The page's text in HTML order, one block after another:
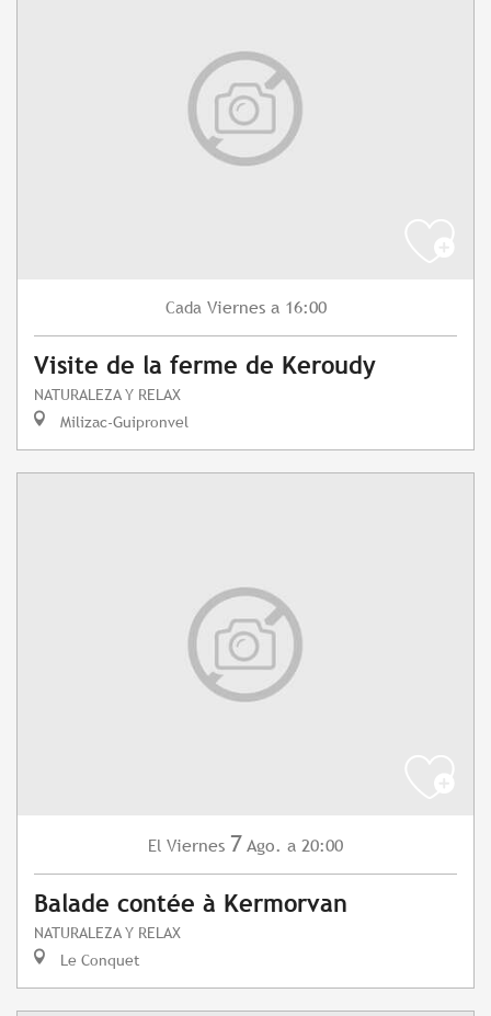
Cada Viernes a 16:00
Visite de la ferme de Keroudy
NATURALEZA Y RELAX
Milizac-Guipronvel
El Viernes 7 Ago. a 20:00
Balade contée à Kermorvan
NATURALEZA Y RELAX
Le Conquet